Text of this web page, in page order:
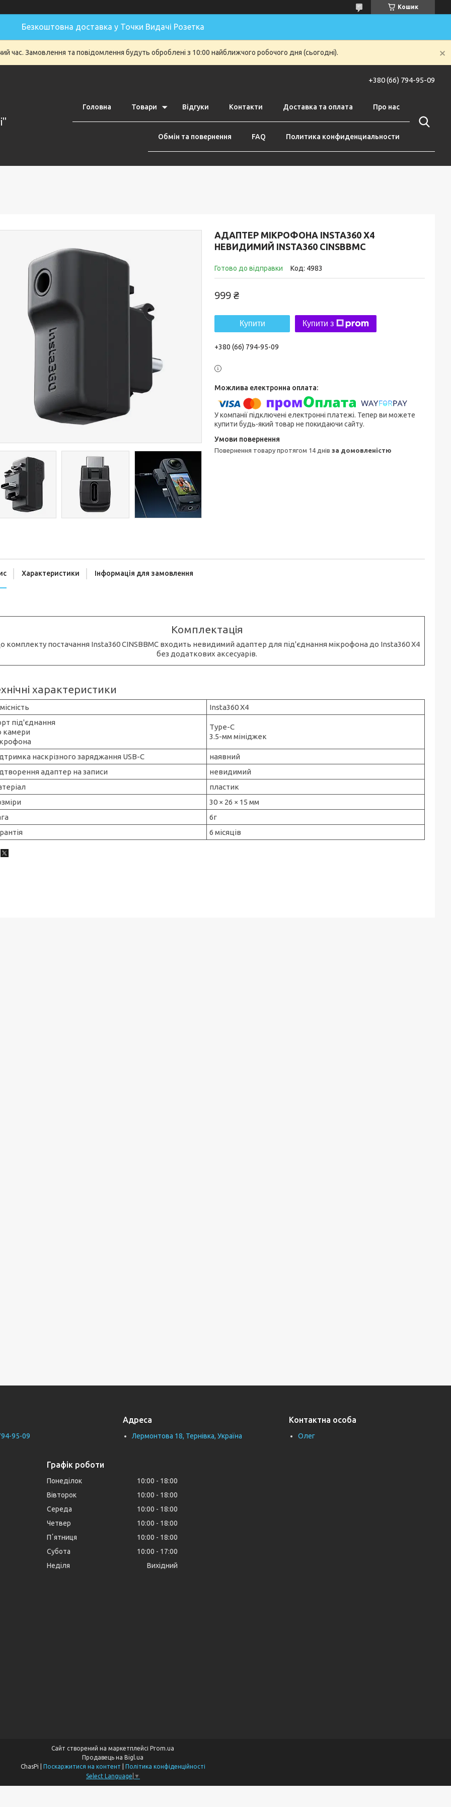
Кошик
Безкоштовна доставка у Точки Видачі Розетка
час. Замовлення та повідомлення будуть оброблені з 10:00 найближчого робочого дня (сьогодні).
+380 (66) 794-95-09
Головна Товари Відгуки Контакти Доставка та оплата Про нас
Обмін та повернення FAQ Политика конфиденциальности
АДАПТЕР МІКРОФОНА INSTA360 X4
НЕВИДИМИЙ INSTA360 CINSBBMC
Готово до відправки Код: 4983
999 ₴
Купити Купити з
+380 (66) 794-95-09
У компанії підключені електронні платежі. Тепер ви можете
купити будь-який товар не покидаючи сайту.
повернення товару протягом 14 днів за домовленістю
Характеристики Інформація для замовлення
Комплектація
комплекту постачання Insta360 CINSBBMC входить невидимий адаптер для під'єднання мікрофона до Insta360 X4
без додаткових аксесуарів.
характеристики
Insta360 X4
під'єднання
камери
Type-C
3.5-мм мініджек
наскрізного заряджання USB-C
наявний
адаптер на записи
невидимий
пластик
30 × 26 × 15 мм
6г
6 місяців
95-09
Адреса
Лермонтова 18, Тернівка, Україна
Контактна особа
Олег
Графік роботи
Понеділок 10:00
18:00
Вівторок
10:00
18:00
Середа
10:00
18:00
Четвер
10:00
18:00
Пʼятниця
10:00
18:00
Субота
10:00
17:00
Неділя
Вихідний
Сайт створений на маркетплейсі Prom.ua
Продавець на Bigl.ua
Поскаржитися на контент
Політика конфіденційності
Select Language ▼